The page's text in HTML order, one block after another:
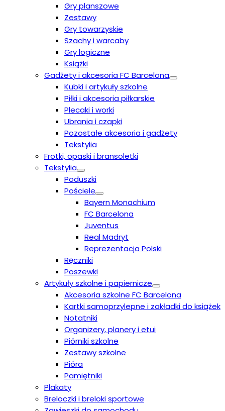
Gry planszowe
Zestawy
Gry towarzyskie
Szachy i warcaby
Gry logiczne
Książki
Gadżety i akcesoria FC Barcelona
Kubki i artykuły szkolne
Piłki i akcesoria piłkarskie
Plecaki i worki
Ubrania i czapki
Pozostałe akcesoria i gadżety
Tekstylia
Frotki, opaski i bransoletki
Tekstylia
Poduszki
Pościele
Bayern Monachium
FC Barcelona
Juventus
Real Madryt
Reprezentacja Polski
Ręczniki
Poszewki
Artykuły szkolne i papiernicze
Akcesoria szkolne FC Barcelona
Kartki samoprzylepne i zakładki do książek
Notatniki
Organizery, planery i etui
Piórniki szkolne
Zestawy szkolne
Pióra
Pamiętniki
Plakaty
Breloczki i breloki sportowe